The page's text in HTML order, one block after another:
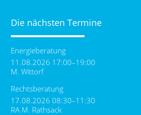
Die nächsten Termine
Energieberatung
11.08.2026 17:00–19:00
M. Wittorf
Rechtsberatung
17.08.2026 08:30–11:30
RA M. Rathsack